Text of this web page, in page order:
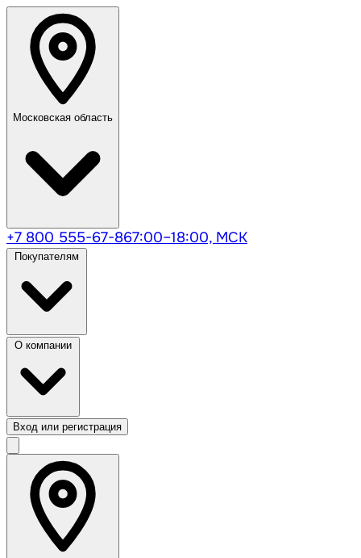
Московская область
+7 800 555-67-867:00–18:00, МСК
Вход или регистрация